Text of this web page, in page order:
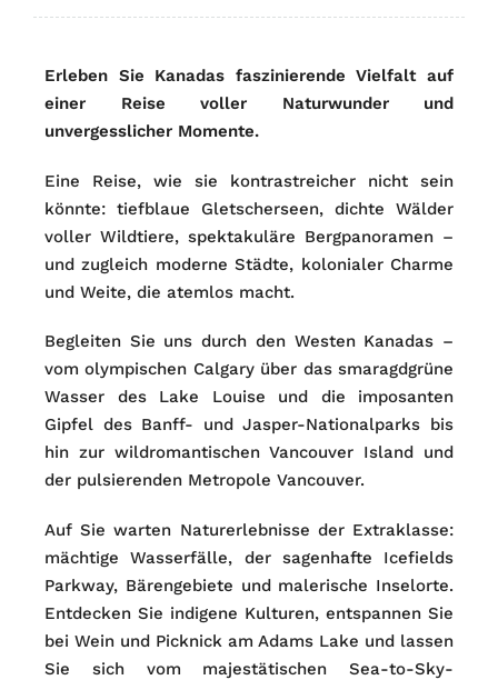
Erleben Sie Kanadas faszinierende Vielfalt auf
einer Reise voller Naturwunder und
unvergesslicher Momente.
Eine Reise, wie sie kontrastreicher nicht sein
könnte: tiefblaue Gletscherseen, dichte Wälder
voller Wildtiere, spektakuläre Bergpanoramen –
und zugleich moderne Städte, kolonialer Charme
und Weite, die atemlos macht.
Begleiten Sie uns durch den Westen Kanadas –
vom olympischen Calgary über das smaragdgrüne
Wasser des Lake Louise und die imposanten
Gipfel des Banff- und Jasper-Nationalparks bis
hin zur wildromantischen Vancouver Island und
der pulsierenden Metropole Vancouver.
Auf Sie warten Naturerlebnisse der Extraklasse:
mächtige Wasserfälle, der sagenhafte Icefields
Parkway, Bärengebiete und malerische Inselorte.
Entdecken Sie indigene Kulturen, entspannen Sie
bei Wein und Picknick am Adams Lake und lassen
Sie sich vom majestätischen Sea-to-Sky-